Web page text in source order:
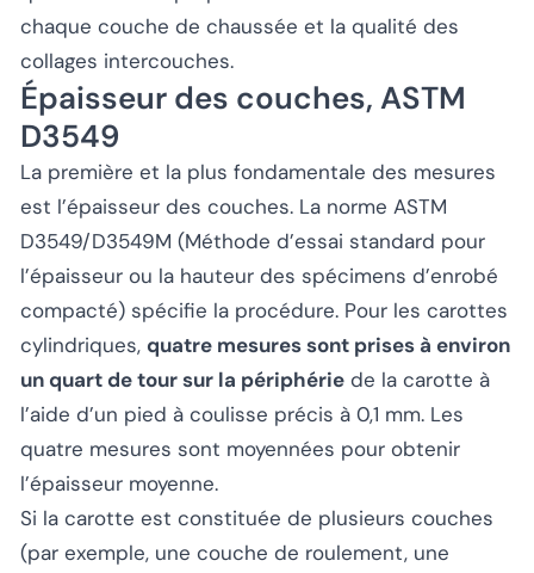
chaque couche de chaussée et la qualité des
collages intercouches.
Épaisseur des couches, ASTM
D3549
La première et la plus fondamentale des mesures
est l’épaisseur des couches. La norme ASTM
D3549/D3549M (Méthode d’essai standard pour
l’épaisseur ou la hauteur des spécimens d’enrobé
compacté) spécifie la procédure. Pour les carottes
cylindriques, quatre mesures sont prises à environ
un quart de tour sur la périphérie de la carotte à
l’aide d’un pied à coulisse précis à 0,1 mm. Les
quatre mesures sont moyennées pour obtenir
l’épaisseur moyenne.
Si la carotte est constituée de plusieurs couches
(par exemple, une couche de roulement, une